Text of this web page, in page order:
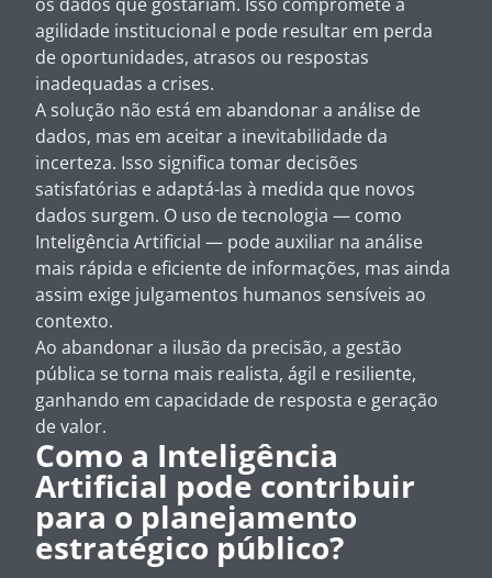
os dados que gostariam. Isso compromete a
agilidade institucional e pode resultar em perda
de oportunidades, atrasos ou respostas
inadequadas a crises.
A solução não está em abandonar a análise de
dados, mas em aceitar a inevitabilidade da
incerteza. Isso significa tomar decisões
satisfatórias e adaptá-las à medida que novos
dados surgem. O uso de tecnologia — como
Inteligência Artificial — pode auxiliar na análise
mais rápida e eficiente de informações, mas ainda
assim exige julgamentos humanos sensíveis ao
contexto.
Ao abandonar a ilusão da precisão, a gestão
pública se torna mais realista, ágil e resiliente,
ganhando em capacidade de resposta e geração
de valor.
Como a Inteligência
Artificial pode contribuir
para o planejamento
estratégico público?